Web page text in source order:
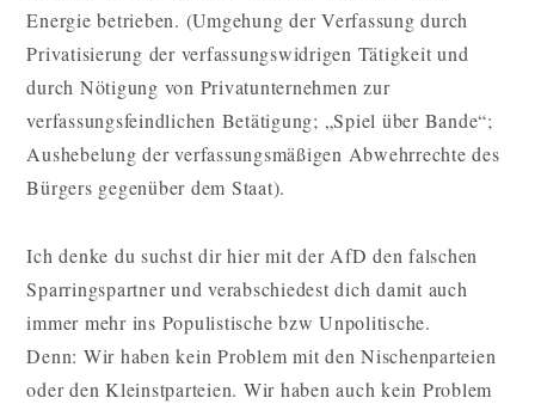
Energie betrieben. (Umgehung der Verfassung durch
Privatisierung der verfassungswidrigen Tätigkeit und
durch Nötigung von Privatunternehmen zur
verfassungsfeindlichen Betätigung; „Spiel über Bande“;
Aushebelung der verfassungsmäßigen Abwehrrechte des
Bürgers gegenüber dem Staat).
Ich denke du suchst dir hier mit der AfD den falschen
Sparringspartner und verabschiedest dich damit auch
immer mehr ins Populistische bzw Unpolitische.
Denn: Wir haben kein Problem mit den Nischenparteien
oder den Kleinstparteien. Wir haben auch kein Problem